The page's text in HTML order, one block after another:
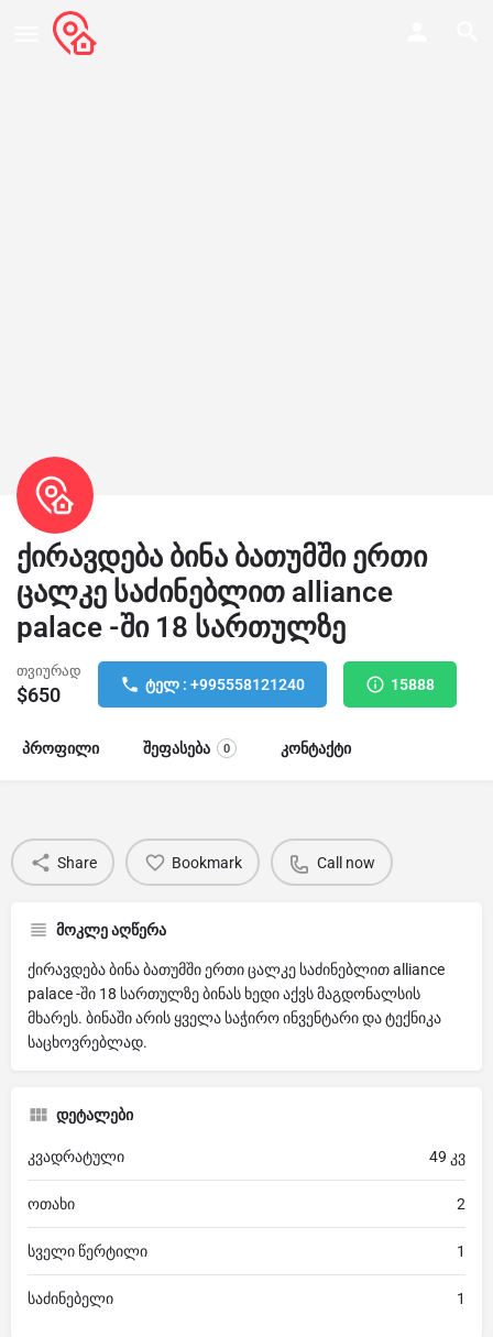
ქირავდება ბინა ბათუმში ერთი
ცალკე საძინებლით alliance
palace -ში 18 სართულზე
თვიურად
$650 ტელ : +995558121240 15888
პროფილი შეფასება 0 კონტაქტი
Share Bookmark Call now
მოკლე აღწერა
ქირავდება ბინა ბათუმში ერთი ცალკე საძინებლით alliance
palace -ში 18 სართულზე ბინას ხედი აქვს მაგდონალსის
მხარეს. ბინაში არის ყველა საჭირო ინვენტარი და ტექნიკა
საცხოვრებლად.
დეტალები
კვადრატული 49 კვ
ოთახი 2
სველი წერტილი 1
საძინებელი 1